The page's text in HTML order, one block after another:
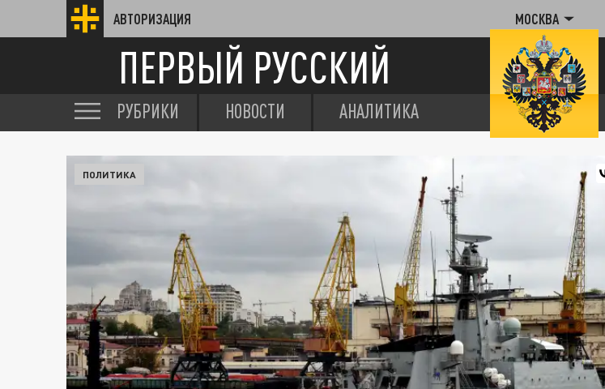
АВТОРИЗАЦИЯ МОСКВА
ПЕРВЫЙ РУССКИЙ
РУБРИКИ НОВОСТИ АНАЛИТИКА
ПОЛИТИКА